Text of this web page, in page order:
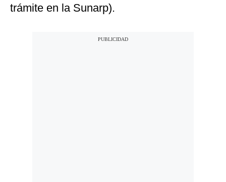
trámite en la Sunarp).